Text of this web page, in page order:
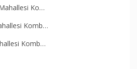
Ko…
Komb…
Komb…